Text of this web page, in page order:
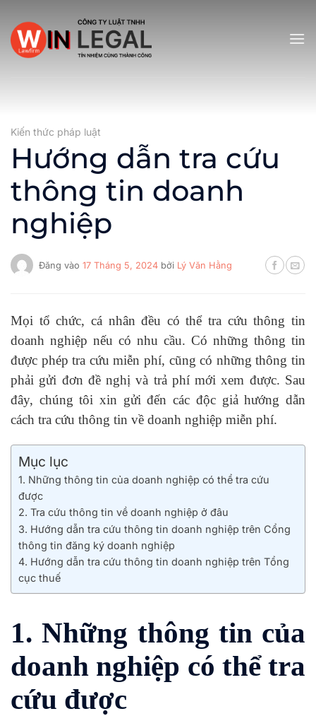
qua
nội
dung
Kiến thức pháp luật
Hướng dẫn tra cứu
thông tin doanh
nghiệp
Đăng vào 17 Tháng 5, 2024 bởi Lý Văn Hằng
Mọi tổ chức, cá nhân đều có thể tra cứu thông tin
doanh nghiệp nếu có nhu cầu. Có những thông tin
được phép tra cứu miễn phí, cũng có những thông tin
phải gửi đơn đề nghị và trả phí mới xem được. Sau
đây, chúng tôi xin gửi đến các độc giả hướng dẫn
cách tra cứu thông tin về doanh nghiệp miễn phí.
Mục lục
1. Những thông tin của doanh nghiệp có thể tra cứu
được
2. Tra cứu thông tin về doanh nghiệp ở đâu
3. Hướng dẫn tra cứu thông tin doanh nghiệp trên Cổng
thông tin đăng ký doanh nghiệp
4. Hướng dẫn tra cứu thông tin doanh nghiệp trên Tổng
cục thuế
1. Những thông tin của
doanh nghiệp có thể tra
cứu được